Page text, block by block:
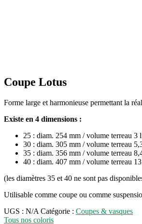
Coupe Lotus
Forme large et harmonieuse permettant la
Existe en 4 dimensions :
25 : diam. 254 mm / volume terreau 3
30 : diam. 305 mm / volume terreau
35 : diam. 356 mm / volume terreau
40 : diam. 407 mm / volume terreau
(les diamètres 35 et 40 ne sont pas
Utilisable comme coupe ou comme
UGS : N/A Catégorie : Coupes & vasques
Tous nos coloris